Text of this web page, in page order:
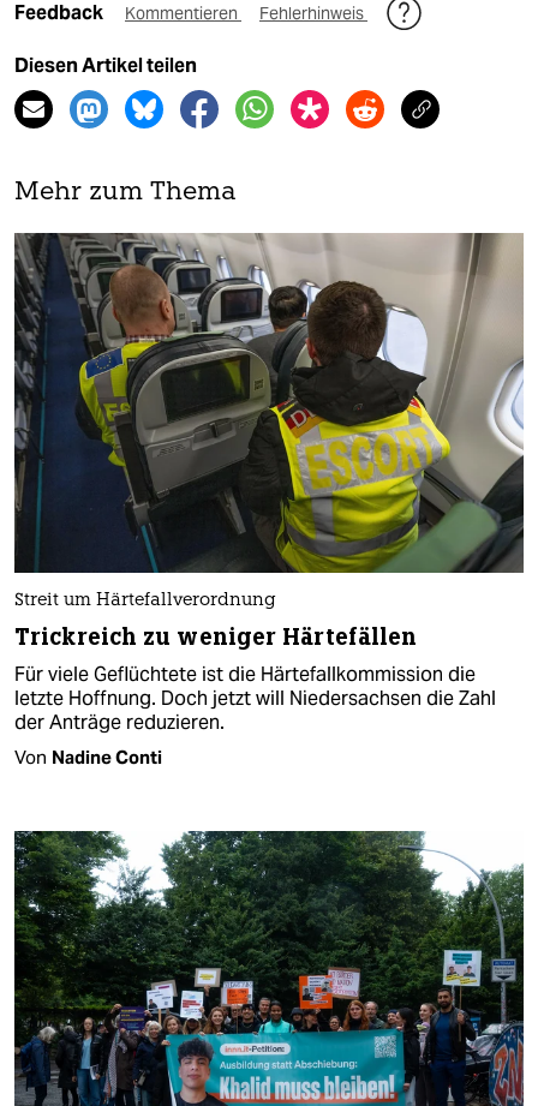
Feedback Kommentieren Fehlerhinweis
Diesen Artikel teilen
Mehr zum Thema
Streit um Härtefallverordnung
Trickreich zu weniger Härtefällen
Für viele Geflüchtete ist die Härtefallkommission die
letzte Hoffnung. Doch jetzt will Niedersachsen die Zahl
der Anträge reduzieren.
Von Nadine Conti